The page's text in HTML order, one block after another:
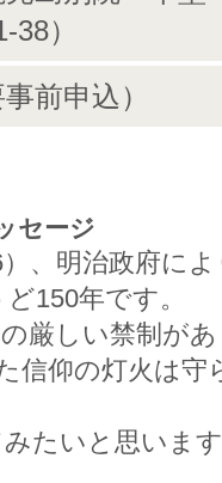
38）
前申込）
セージ
、明治政府に
150年です。
厳しい禁制が
信仰の灯火は守
たいと思いま